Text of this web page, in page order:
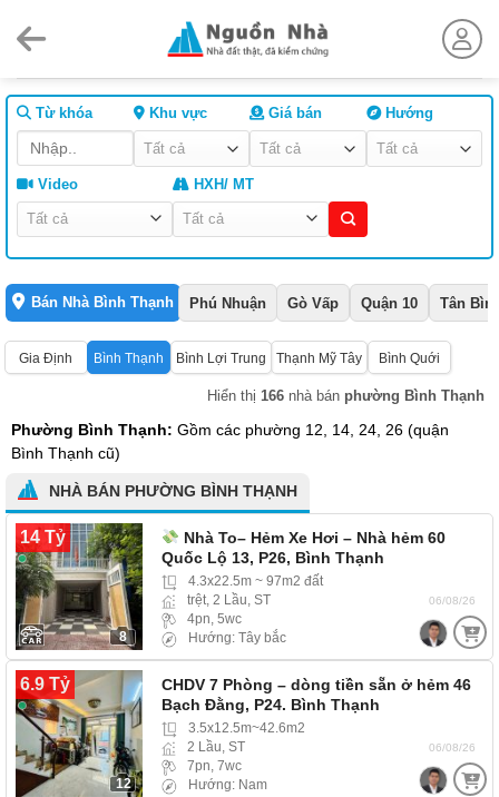
Từ khóa Khu vực Giá bán Hướng
Video HXH/ MT
Bán Nhà Bình Thạnh Phú Nhuận Gò Vấp Quận 10 Tân
Gia Định Bình Thạnh Bình Lợi Trung Thạnh Mỹ Tây Bình Quới
Hiển thị 166 nhà bán phường Bình Thạnh
Phường Bình Thạnh: Gồm các phường 12, 14, 24, 26 (quận
Bình Thạnh cũ)
NHÀ BÁN PHƯỜNG BÌNH THẠNH
14 Tỷ
8
Nhà To– Hẻm Xe Hơi – Nhà hẻm 60
Quốc Lộ 13, P26, Bình Thạnh
4.3x22.5m ~ 97m2 đất
trệt, 2 Lầu, ST
4pn, 5wc
Hướng: Tây bắc
06/08/26
6.9 Tỷ
12
CHDV 7 Phòng – dòng tiền sẵn ở hẻm 46
Bạch Đằng, P24. Bình Thạnh
3.5x12.5m~42.6m2
2 Lầu, ST
7pn, 7wc
Hướng: Nam
06/08/26